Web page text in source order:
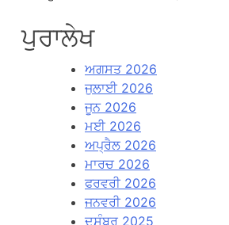
ਪੁਰਾਲੇਖ
ਅਗਸਤ 2026
ਜੁਲਾਈ 2026
ਜੂਨ 2026
ਮਈ 2026
ਅਪ੍ਰੈਲ 2026
ਮਾਰਚ 2026
ਫਰਵਰੀ 2026
ਜਨਵਰੀ 2026
ਦਸੰਬਰ 2025